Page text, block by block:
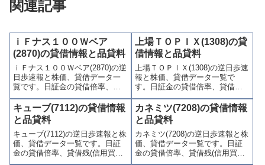
関連記事
ｉＦナス１００Ｗベア
(2870)の貸借情報と品貸料
ｉＦナス１００Ｗベア(2870)の逆
日歩速報と株価、貸借データ一
覧です。日証金の貸借倍率、貸
借残(信用買残、信用売残)、品貸
料(逆日歩)、東証の週末残高、規
制(注意喚起・申込停止)など、空
売り関連情報を集計し、図解で
わかりやすくまとめて掲載して
います。
上場ＴＯＰＩＸ(1308)の貸
借情報と品貸料
上場ＴＯＰＩＸ(1308)の逆日歩速
報と株価、貸借データ一覧で
す。日証金の貸借倍率、貸借残
(信用買残、信用売残)、品貸料
(逆日歩)、東証の週末残高、規制
(注意喚起・申込停止)など、空売
り関連情報を集計し、図解でわ
かりやすくまとめて掲載してい
ます。
キューブ(7112)の貸借情報
と品貸料
キューブ(7112)の逆日歩速報と株
価、貸借データ一覧です。日証
金の貸借倍率、貸借残(信用買
残、信用売残)、品貸料(逆日
カネミツ(7208)の貸借情報
と品貸料
カネミツ(7208)の逆日歩速報と株
価、貸借データ一覧です。日証
金の貸借倍率、貸借残(信用買
残、信用売残)、品貸料(逆日